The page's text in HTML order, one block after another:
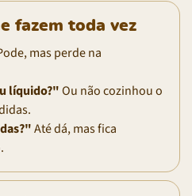
fazem toda vez
mas perde na
líquido?"Ou não cozinhou o
Até dá, mas fica